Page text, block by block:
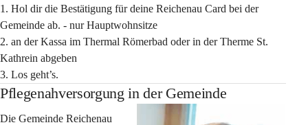
1. Hol dir die Bestätigung für deine Reichenau Card bei der
Gemeinde ab. - nur Hauptwohnsitze
2. an der Kassa im Thermal Römerbad oder in der Therme St.
Kathrein abgeben
3. Los geht’s.
Pflegenahversorgung in der Gemeinde
Die Gemeinde Reichenau